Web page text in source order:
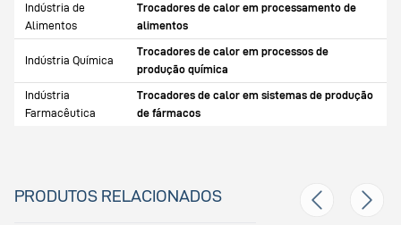
Indústria de
Alimentos
Trocadores de calor em processamento de
alimentos
Indústria Química
Trocadores de calor em processos de
produção química
Indústria
Farmacêutica
Trocadores de calor em sistemas de produção
de fármacos
PRODUTOS RELACIONADOS